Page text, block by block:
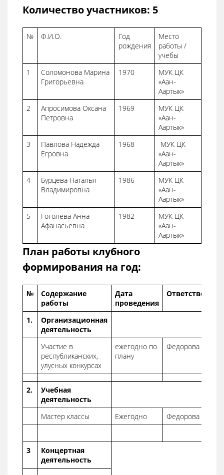
Количество участников: 5
№ Ф.И.О.
Год
рождения
Место
работы /
учебы
1
Соломонова Марина
Григорьевна
1970
МУК ЦК
«Аан-
Аартык»
2
Апросимова Оксана
Петровна
1969
МУК ЦК
«Аан-
Аартык»
3
Павлова Надежда
Егровна
1968
МУК ЦК
«Аан-
Аартык»
4
Бурцева Наталья
Владимировна
1986
МУК ЦК
«Аан-
Аартык»
5
Гоголева Анна
Афанасьевна
1982
МУК ЦК
«Аан-
Аартык»
План работы клубного
формирования на год:
№
Содержание
работы
Дата
проведения
Ответственный
1.
Организационная
деятельность
Участие в
республиканских,
улусных конкурсах
ежегодно по
плану
Федорова Т.П.
2.
Учебная
деятельность
Мастер классы
Ежегодно Федорова Т.П.
3
Концертная
деятельность